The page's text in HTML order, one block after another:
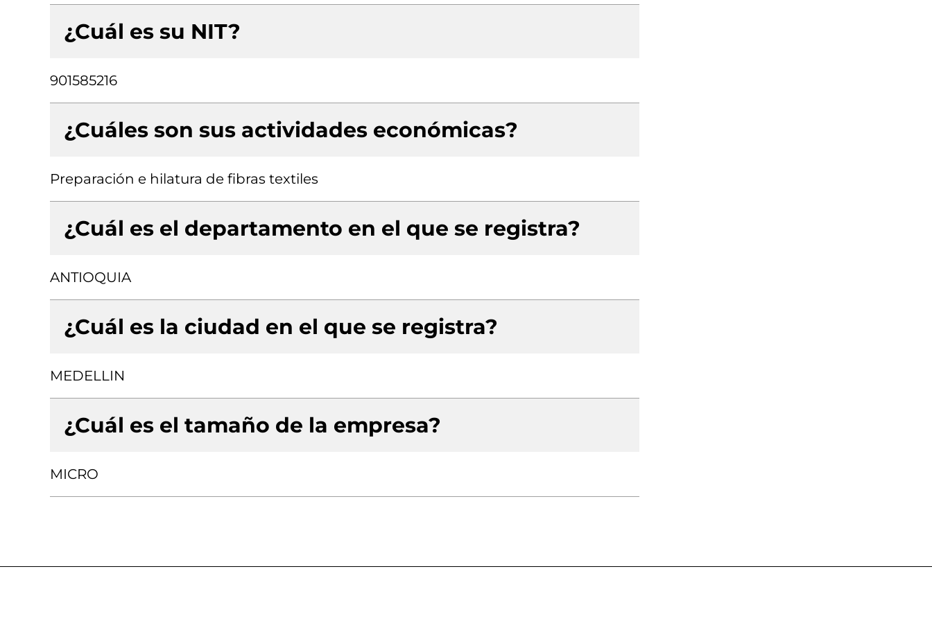
¿Cuál es su NIT?
901585216
¿Cuáles son sus actividades económicas?
Preparación e hilatura de fibras textiles
¿Cuál es el departamento en el que se registra?
ANTIOQUIA
¿Cuál es la ciudad en el que se registra?
MEDELLIN
¿Cuál es el tamaño de la empresa?
MICRO